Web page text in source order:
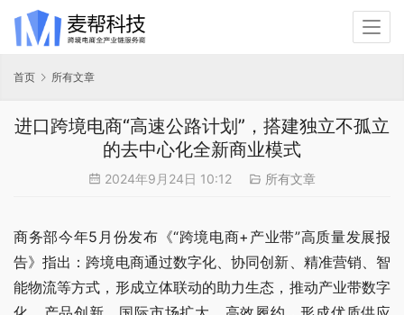
首页 所有文章
进口跨境电商“高速公路计划”，搭建独立不孤立
的去中心化全新商业模式
2024年9月24日 10:12 所有文章
商务部今年5月份发布《“跨境电商+产业带”高质量发展报
告》指出：跨境电商通过数字化、协同创新、精准营销、智
能物流等方式，形成立体联动的助力生态，推动产业带数字